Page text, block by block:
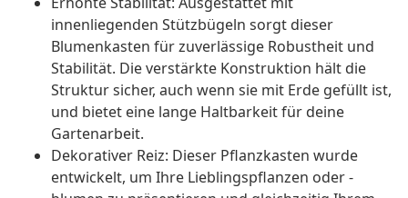
innenliegenden Stützbügeln sorgt dieser
Blumenkasten für zuverlässige Robustheit und
Stabilität. Die verstärkte Konstruktion hält die
Struktur sicher, auch wenn sie mit Erde gefüllt ist,
und bietet eine lange Haltbarkeit für deine
Gartenarbeit.
Dekorativer Reiz: Dieser Pflanzkasten wurde
entwickelt, um Ihre Lieblingspflanzen oder -